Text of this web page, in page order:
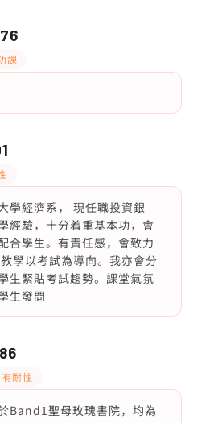
課
學經濟系， 現任職投資銀
經驗，十分着重基本功，會
合學生。有責任感，會致力
學以考試為導向。我亦會分
生緊貼考試趨勢。課堂氣氛
生發問
有耐性
Band1聖母玫瑰書院，均為